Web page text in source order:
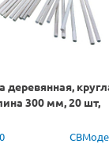
деревянная,
300 мм, 20 шт,